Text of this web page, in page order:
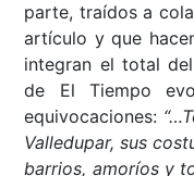
parte, traídos a
artículo y que
integran el total
de El Tiempo
equivocaciones:
Valledupar, sus
barrios, amoríos y